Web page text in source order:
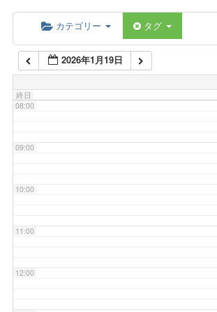
カテゴリー タグ
2026年1月19日
終日
07:00
08:00
09:00
10:00
11:00
12:00